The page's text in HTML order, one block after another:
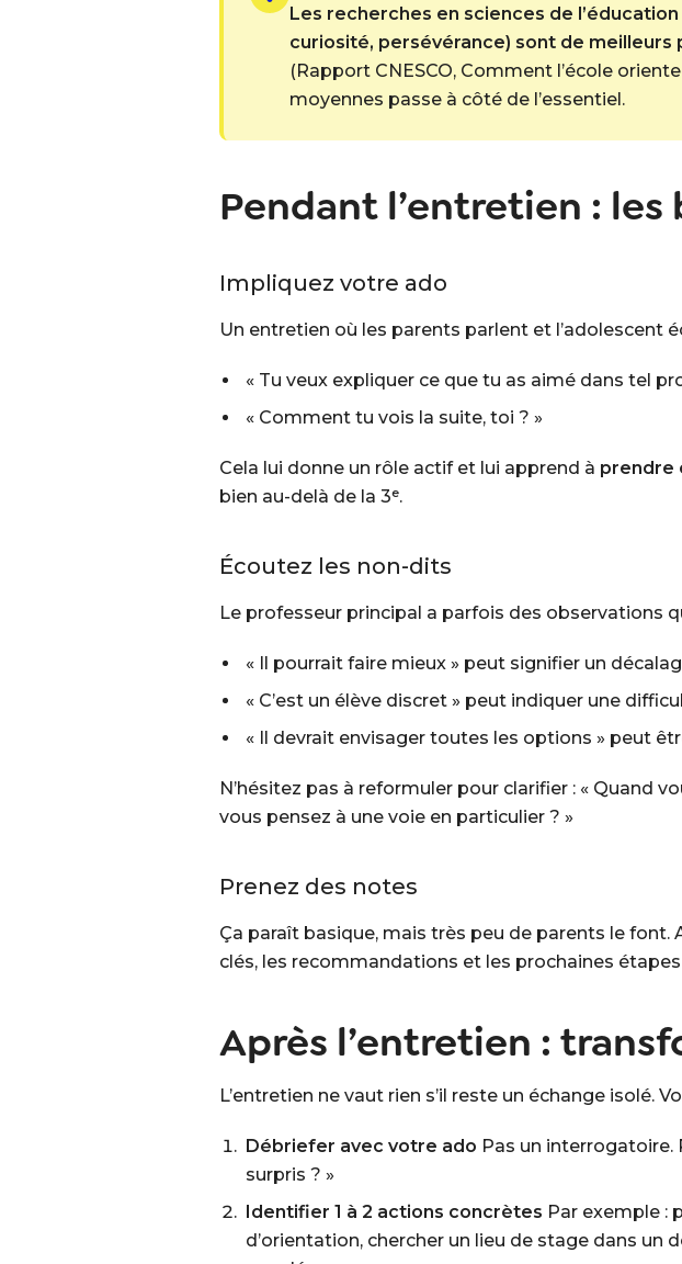
Les recherches en sciences de
curiosité, persévérance) sont de
(Rapport CNESCO, Comment l’école
moyennes passe à côté de l’essentiel.
Pendant l’entretien :
Impliquez votre ado
Un entretien où les parents parlent et l’adolescent
« Tu veux expliquer ce que tu as aimé dans tel
« Comment tu vois la suite, toi ? »
Cela lui donne un rôle actif et lui apprend à prendre
bien au-delà de la 3ᵉ.
Écoutez les non-dits
Le professeur principal a parfois des observations
« Il pourrait faire mieux » peut signifier un
« C’est un élève discret » peut indiquer une
« Il devrait envisager toutes les options » peut
N’hésitez pas à reformuler pour clarifier : « Quand
vous pensez à une voie en particulier ? »
Prenez des notes
Ça paraît basique, mais très peu de parents le font.
clés, les recommandations et les prochaines
Après l’entretien :
L’entretien ne vaut rien s’il reste un échange isolé.
Débriefer avec votre ado Pas un interrogatoire.
surpris ? »
Identifier 1 à 2 actions concrètes Par exemple :
d’orientation, chercher un lieu de stage dans un